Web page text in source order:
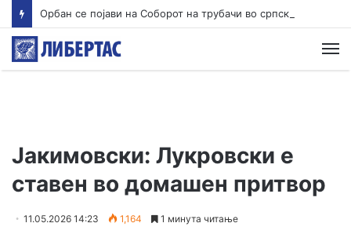
Орбан се појави на Соборот на трубачи во српска Гуча
Јакимовски: Лукровски е
ставен во домашен притвор
11.05.2026 14:23 1,164 1 минута читање